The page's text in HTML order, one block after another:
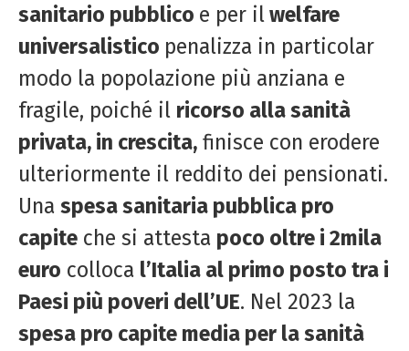
sanitario pubblico e per il welfare
universalistico penalizza in particolar
modo la popolazione più anziana e
fragile, poiché il ricorso alla sanità
privata, in crescita, finisce con erodere
ulteriormente il reddito dei pensionati.
Una spesa sanitaria pubblica pro
capite che si attesta poco oltre i 2mila
euro colloca l’Italia al primo posto tra i
Paesi più poveri dell’UE. Nel 2023 la
spesa pro capite media per la sanità